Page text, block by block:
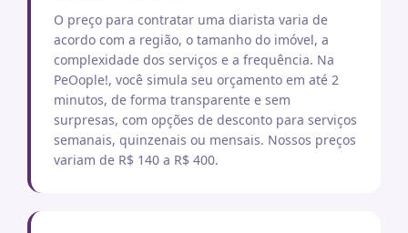
O preço para contratar uma diarista varia de
acordo com a região, o tamanho do imóvel, a
complexidade dos serviços e a frequência. Na
PeOople!, você simula seu orçamento em até 2
minutos, de forma transparente e sem
surpresas, com opções de desconto para serviços
semanais, quinzenais ou mensais. Nossos preços
variam de R$ 140 a R$ 400.